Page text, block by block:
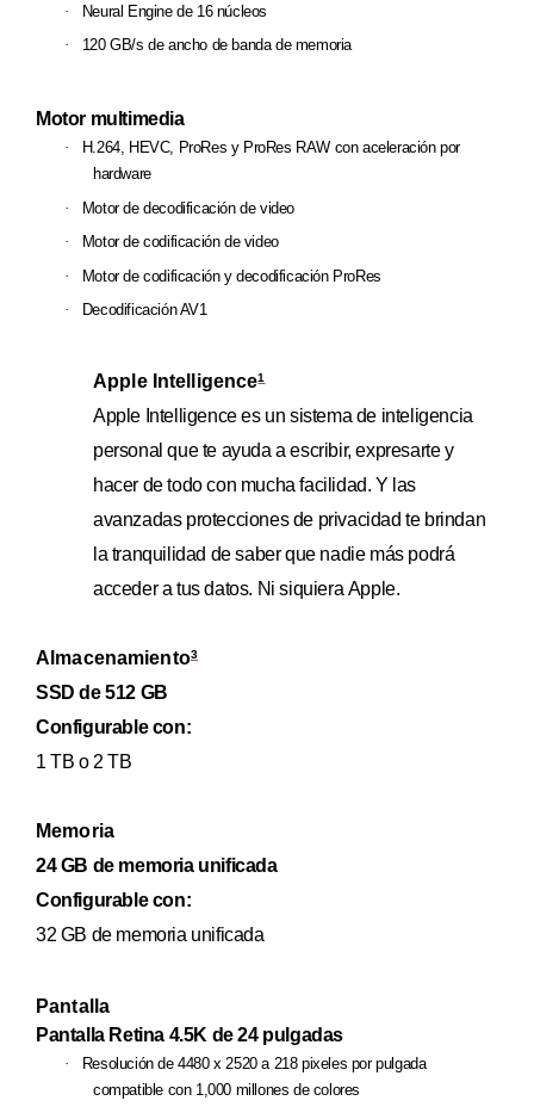
·
Neural Engine de 16 núcleos
·
120 GB/s de ancho de banda de memoria
Motor multimedia
·
H.264, HEVC, ProRes y ProRes RAW con aceleración por
hardware
·
Motor de decodificación de video
·
Motor de codificación de video
·
Motor de codificación y decodificación ProRes
·
Decodificación AV1
Apple Intelligence1
Apple Intelligence es un sistema de inteligencia
personal que te ayuda a escribir, expresarte y
hacer de todo con mucha facilidad. Y las
avanzadas protecciones de privacidad te brindan
la tranquilidad de saber que nadie más podrá
acceder a tus datos. Ni siquiera Apple.
Almacenamiento3
SSD de 512 GB
Configurable con:
1 TB o 2 TB
Memoria
24 GB de memoria unificada
Configurable con:
32 GB de memoria unificada
Pantalla
Pantalla Retina 4.5K de 24 pulgadas
·
Resolución de 4480 x 2520 a 218 pixeles por pulgada
compatible con 1,000 millones de colores